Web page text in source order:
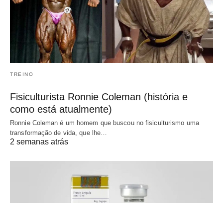
TREINO
Fisiculturista Ronnie Coleman (história e
como está atualmente)
Ronnie Coleman é um homem que buscou no fisiculturismo uma
transformação de vida, que lhe…
2 semanas atrás